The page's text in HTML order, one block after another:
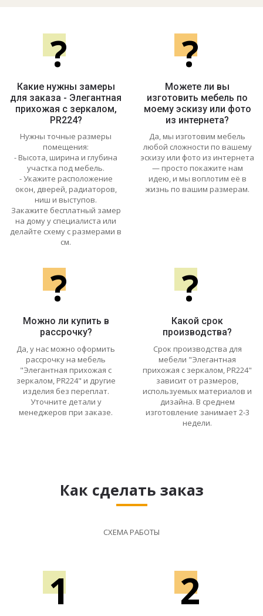
?
Какие нужны замеры
для заказа - Элегантная
прихожая с зеркалом,
PR224?
Нужны точные размеры
помещения:
- Высота, ширина и глубина
участка под мебель.
- Укажите расположение
окон, дверей, радиаторов,
ниш и выступов.
Закажите бесплатный замер
на дому у специалиста или
делайте схему с размерами в
см.
?
Можете ли вы
изготовить мебель по
моему эскизу или фото
из интернета?
Да, мы изготовим мебель
любой сложности по вашему
эскизу или фото из интернета
— просто покажите нам
идею, и мы воплотим её в
жизнь по вашим размерам.
?
Можно ли купить в
рассрочку?
Да, у нас можно оформить
рассрочку на мебель
"Элегантная прихожая с
зеркалом, PR224" и другие
изделия без переплат.
Уточните детали у
менеджеров при заказе.
?
Какой срок
производства?
Срок производства для
мебели "Элегантная
прихожая с зеркалом, PR224"
зависит от размеров,
используемых материалов и
дизайна. В среднем
изготовление занимает 2-3
недели.
Как сделать заказ
СХЕМА РАБОТЫ
1 2